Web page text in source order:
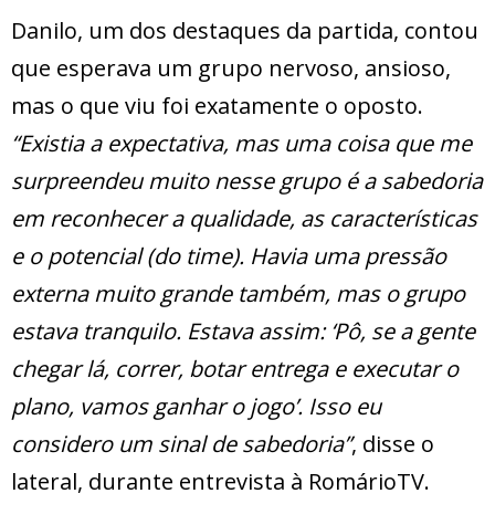
Danilo, um dos destaques da partida, contou
que esperava um grupo nervoso, ansioso,
mas o que viu foi exatamente o oposto.
“Existia a expectativa, mas uma coisa que me
surpreendeu muito nesse grupo é a sabedoria
em reconhecer a qualidade, as características
e o potencial (do time). Havia uma pressão
externa muito grande também, mas o grupo
estava tranquilo. Estava assim: ‘Pô, se a gente
chegar lá, correr, botar entrega e executar o
plano, vamos ganhar o jogo’. Isso eu
considero um sinal de sabedoria”, disse o
lateral, durante entrevista à RomárioTV.